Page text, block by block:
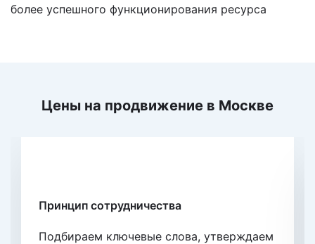
более успешного функционирования ресурса
Цены на продвижение в Москве
Принцип сотрудничества
Подбираем ключевые слова, утверждаем